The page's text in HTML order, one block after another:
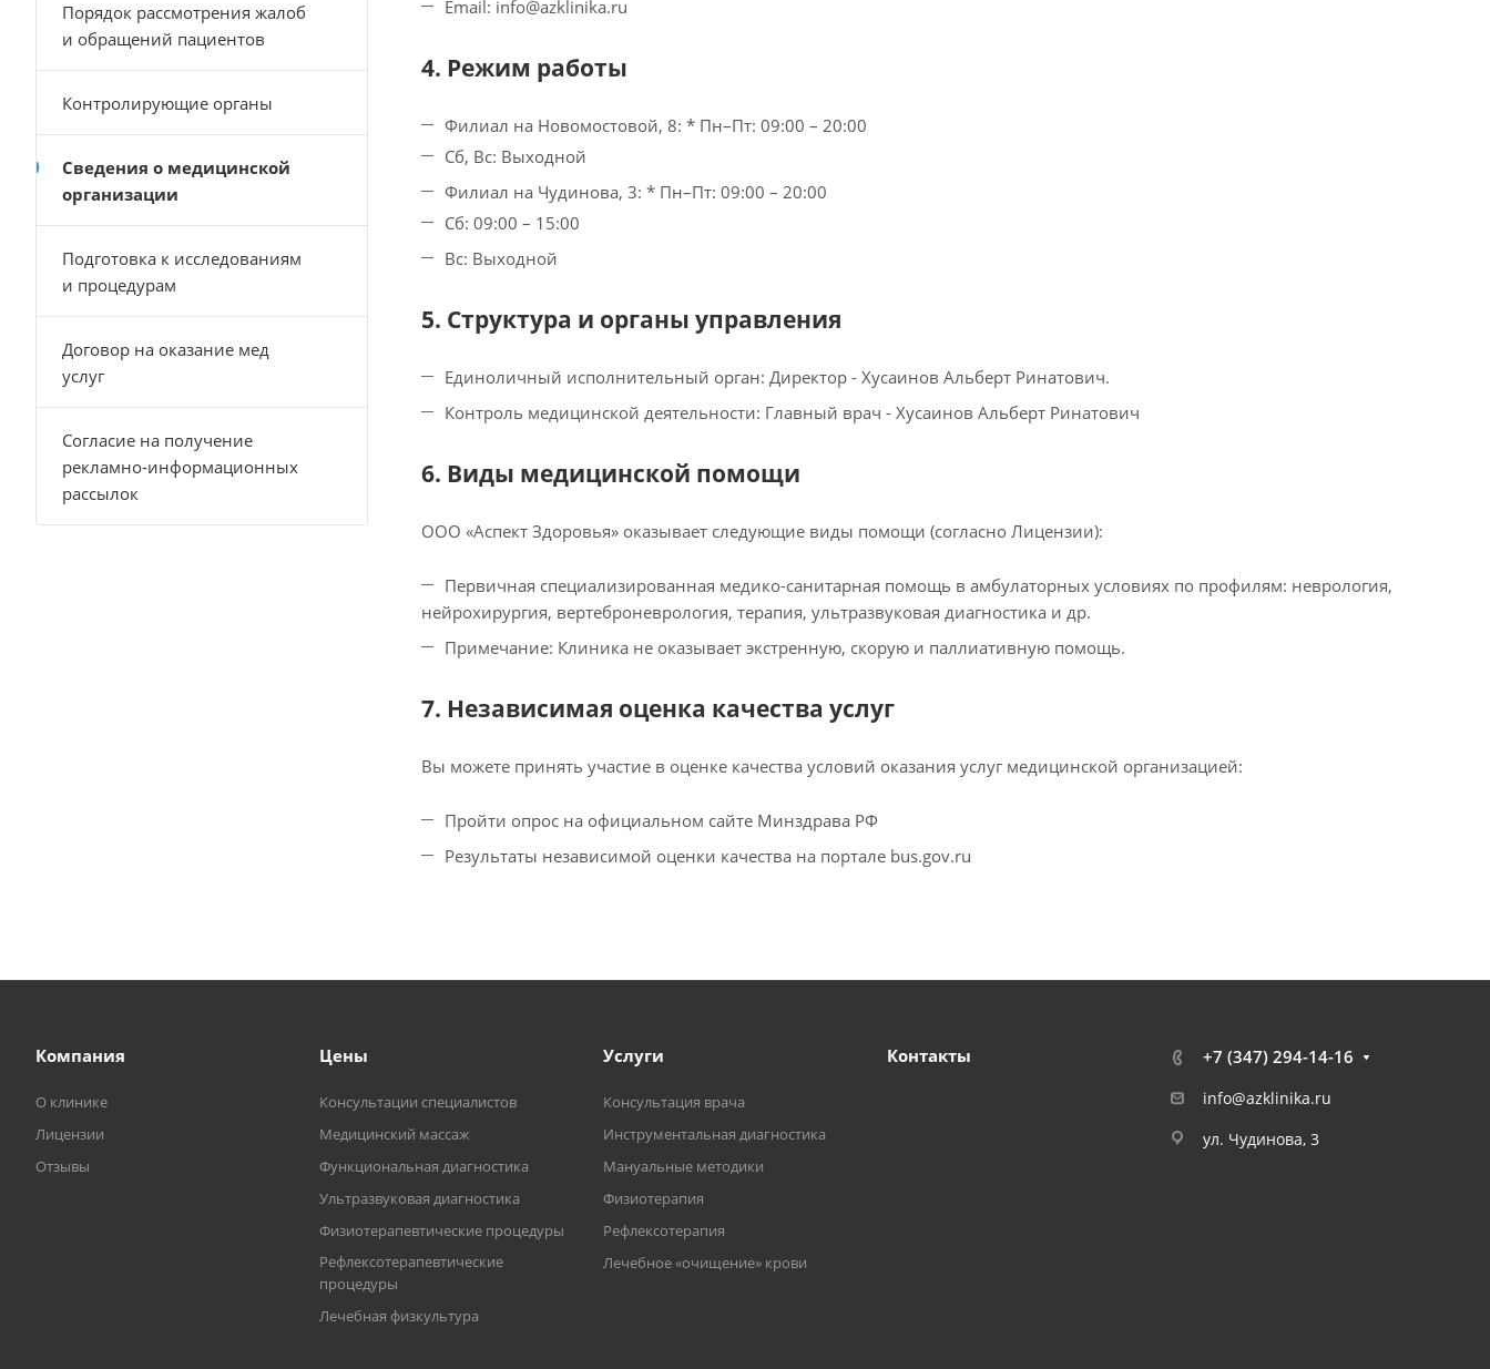
Email: info@azklinika.ru
4. Режим работы
Филиал на Новомостовой, 8: * Пн–Пт: 09:00 – 20:00
Сб, Вс: Выходной
Филиал на Чудинова, 3: * Пн–Пт: 09:00 – 20:00
Сб: 09:00 – 15:00
Вс: Выходной
5. Структура и органы управления
Единоличный исполнительный орган: Директор - Хусаинов Альберт Ринатович.
Контроль медицинской деятельности: Главный врач - Хусаинов Альберт Ринатович
6. Виды медицинской помощи
ООО «Аспект Здоровья» оказывает следующие виды помощи (согласно Лицензии):
Первичная специализированная медико-санитарная помощь в амбулаторных условиях по профилям: неврология,
нейрохирургия, вертеброневрология, терапия, ультразвуковая диагностика и др.
Примечание: Клиника не оказывает экстренную, скорую и паллиативную помощь.
7. Независимая оценка качества услуг
Вы можете принять участие в оценке качества условий оказания услуг медицинской организацией:
Пройти опрос на официальном сайте Минздрава РФ
Результаты независимой оценки качества на портале bus.gov.ru
Порядок рассмотрения жалоб
и обращений пациентов
Контролирующие органы
Сведения о медицинской
организации
Подготовка к исследованиям
и процедурам
Договор на оказание мед
услуг
Согласие на получение
рекламно‑информационных
рассылок
Компания
О клинике
Лицензии
Отзывы
Цены
Консультации специалистов
Медицинский массаж
Функциональная диагностика
Ультразвуковая диагностика
Физиотерапевтические процедуры
Рефлексотерапевтические
процедуры
Лечебная физкультура
Услуги
Консультация врача
Инструментальная диагностика
Мануальные методики
Физиотерапия
Рефлексотерапия
Лечебное «очищение» крови
Контакты +7 (347) 294-14-16
info@azklinika.ru
ул. Чудинова, 3